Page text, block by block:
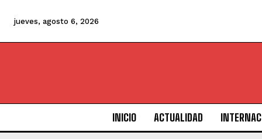
jueves, agosto 6, 2026
INICIO ACTUALIDAD